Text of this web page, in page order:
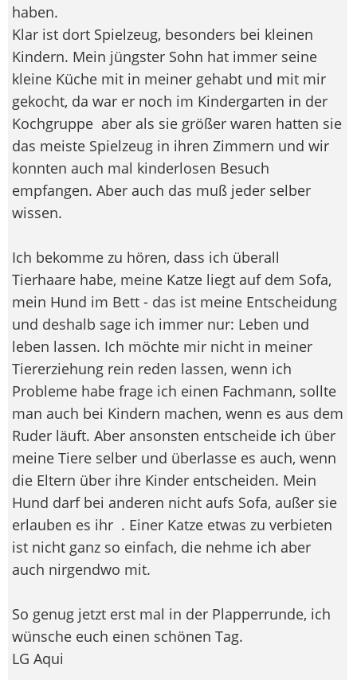
haben.
Klar ist dort Spielzeug, besonders bei kleinen
Kindern. Mein jüngster Sohn hat immer seine
kleine Küche mit in meiner gehabt und mit mir
gekocht, da war er noch im Kindergarten in der
Kochgruppe aber als sie größer waren hatten sie
das meiste Spielzeug in ihren Zimmern und wir
konnten auch mal kinderlosen Besuch
empfangen. Aber auch das muß jeder selber
wissen.
Ich bekomme zu hören, dass ich überall
Tierhaare habe, meine Katze liegt auf dem Sofa,
mein Hund im Bett - das ist meine Entscheidung
und deshalb sage ich immer nur: Leben und
leben lassen. Ich möchte mir nicht in meiner
Tiererziehung rein reden lassen, wenn ich
Probleme habe frage ich einen Fachmann, sollte
man auch bei Kindern machen, wenn es aus dem
Ruder läuft. Aber ansonsten entscheide ich über
meine Tiere selber und überlasse es auch, wenn
die Eltern über ihre Kinder entscheiden. Mein
Hund darf bei anderen nicht aufs Sofa, außer sie
erlauben es ihr . Einer Katze etwas zu verbieten
ist nicht ganz so einfach, die nehme ich aber
auch nirgendwo mit.
So genug jetzt erst mal in der Plapperrunde, ich
wünsche euch einen schönen Tag.
LG Aqui